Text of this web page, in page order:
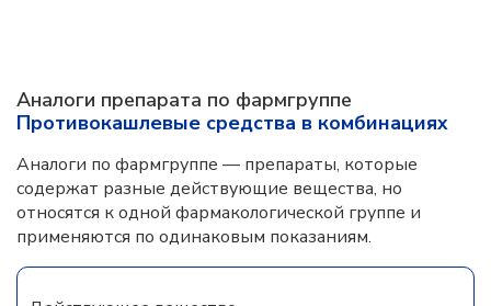
Аналоги препарата по фармгруппе
Противокашлевые средства в комбинациях
Аналоги по фармгруппе — препараты, которые
содержат разные действующие вещества, но
относятся к одной фармакологической группе и
применяются по одинаковым показаниям.